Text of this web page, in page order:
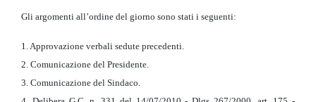
Gli argomenti all’ordine del giorno sono stati i seguenti:
1. Approvazione verbali sedute precedenti.
2. Comunicazione del Presidente.
3. Comunicazione del Sindaco.